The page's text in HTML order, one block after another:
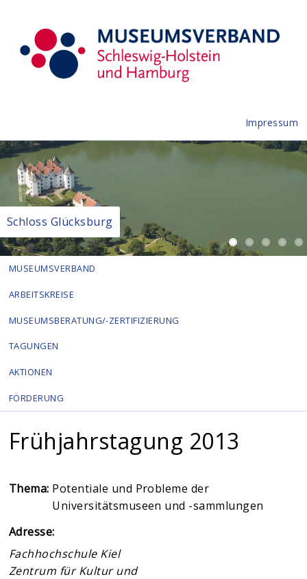
Impressum
Schloss Glücksburg
MUSEUMSVERBAND
ARBEITSKREISE
MUSEUMSBERATUNG/-ZERTIFIZIERUNG
TAGUNGEN
AKTIONEN
FÖRDERUNG
Frühjahrstagung 2013
Thema: Potentiale und Probleme der
Universitätsmuseen und -sammlungen
Adresse:
Fachhochschule Kiel
Zentrum für Kultur und